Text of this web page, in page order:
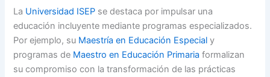
La Universidad ISEP se destaca por impulsar una
educación incluyente mediante programas especializados.
Por ejemplo, su Maestría en Educación Especial y
programas de Maestro en Educación Primaria formalizan
su compromiso con la transformación de las prácticas